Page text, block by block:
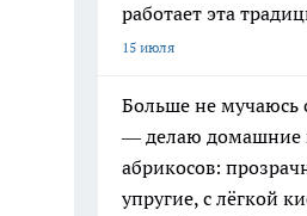
работает эта
15 июля
Больше не мучаюсь
— делаю домашние
абрикосов:
упругие, с лёгкой